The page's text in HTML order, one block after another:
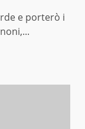
e porterò i